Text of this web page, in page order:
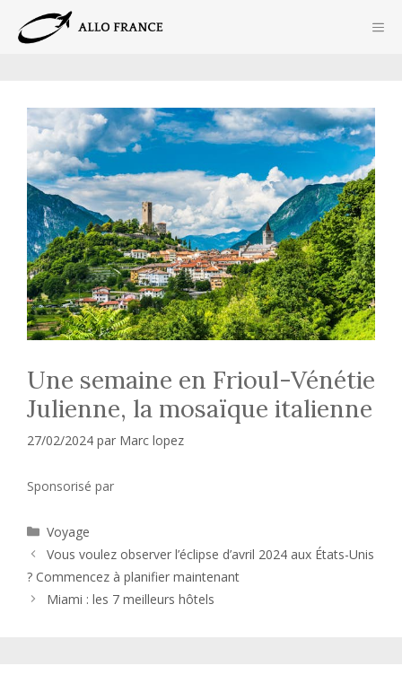
contenu
Une semaine en Frioul-Vénétie
Julienne, la mosaïque italienne
27/02/2024 par Marc lopez
Sponsorisé par
Catégories
Voyage
Vous voulez observer l’éclipse d’avril 2024 aux États-Unis
? Commencez à planifier maintenant
Miami : les 7 meilleurs hôtels